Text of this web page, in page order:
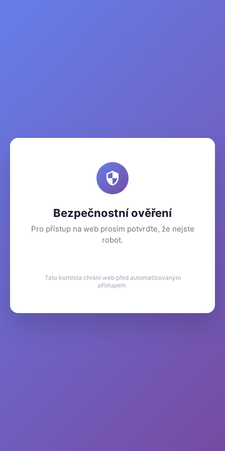
Bezpečnostní ověření
Pro přístup na web prosím potvrďte, že nejste
robot.
Tato kontrola chrání web před automatizovaným
přístupem.